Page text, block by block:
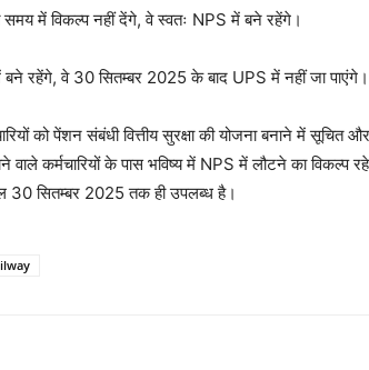
समय में विकल्प नहीं देंगे, वे स्वतः NPS में बने रहेंगे।
बने रहेंगे, वे 30 सितम्बर 2025 के बाद UPS में नहीं जा पाएंगे।
को पेंशन संबंधी वित्तीय सुरक्षा की योजना बनाने में सूचित
कर्मचारियों के पास भविष्य में NPS में लौटने का विकल्प
सितम्बर 2025 तक ही उपलब्ध है।